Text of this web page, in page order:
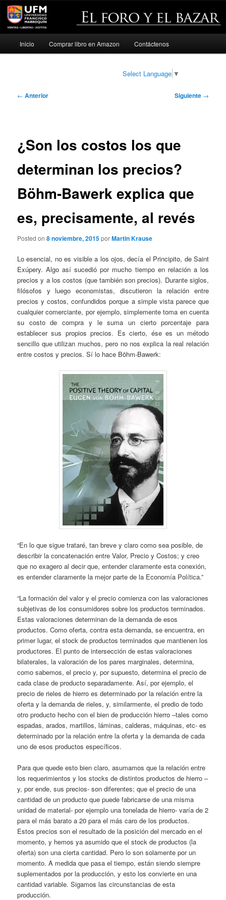
Ir
Inicio Comprar libro en Amazon Contáctenos
Select Language ▼
Navegación
← Anterior Siguiente →
¿Son los costos los que
determinan los precios?
Böhm-Bawerk explica que
es, precisamente, al revés
Posted on8 noviembre, 2015porMartin Krause
Lo esencial, no es visible a los ojos, decía el Principito, de Saint
Exúpery. Algo así sucedió por mucho tiempo en relación a los
precios y a los costos (que también son precios). Durante siglos,
filósofos y luego economistas, discutieron la relación entre
precios y costos, confundidos porque a simple vista parece que
cualquier comerciante, por ejemplo, simplemente toma en cuenta
su costo de compra y le suma un cierto porcentaje para
establecer sus propios precios. Es cierto, ése es un método
sencillo que utilizan muchos, pero no nos explica la real relación
entre costos y precios. Sí lo hace Böhm-Bawerk:
“En lo que sigue trataré, tan breve y claro como sea posible, de
describir la concatenación entre Valor, Precio y Costos; y creo
que no exagero al decir que, entender claramente esta conexión,
es entender claramente la mejor parte de la Economía Política.”
“La formación del valor y el precio comienza con las valoraciones
subjetivas de los consumidores sobre los productos terminados.
Estas valoraciones determinan de la demanda de esos
productos. Como oferta, contra esta demanda, se encuentra, en
primer lugar, el stock de productos terminados que mantienen los
productores. El punto de intersección de estas valoraciones
bilaterales, la valoración de los pares marginales, determina,
como sabemos, el precio y, por supuesto, determina el precio de
cada clase de producto separadamente. Así, por ejemplo, el
precio de rieles de hierro es determinado por la relación entre la
oferta y la demanda de rieles, y, similarmente, el predio de todo
otro producto hecho con el bien de producción hierro –tales como
espadas, arados, martillos, láminas, calderas, máquinas, etc- es
determinado por la relación entre la oferta y la demanda de cada
uno de esos productos específicos.
Para que quede esto bien claro, asumamos que la relación entre
los requerimientos y los stocks de distintos productos de hierro –
y, por ende, sus precios- son diferentes; que el precio de una
cantidad de un producto que puede fabricarse de una misma
unidad de material- por ejemplo una tonelada de hierro- varía de 2
para el más barato a 20 para el más caro de los productos.
Estos precios son el resultado de la posición del mercado en el
momento, y hemos ya asumido que el stock de productos (la
oferta) son una cierta cantidad. Pero lo son solamente por un
momento. A medida que pasa el tiempo, están siendo siempre
suplementados por la producción, y esto los convierte en una
cantidad variable. Sigamos las circunstancias de esta
producción.